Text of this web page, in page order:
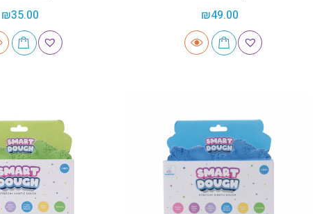
₪49.00
₪35.00